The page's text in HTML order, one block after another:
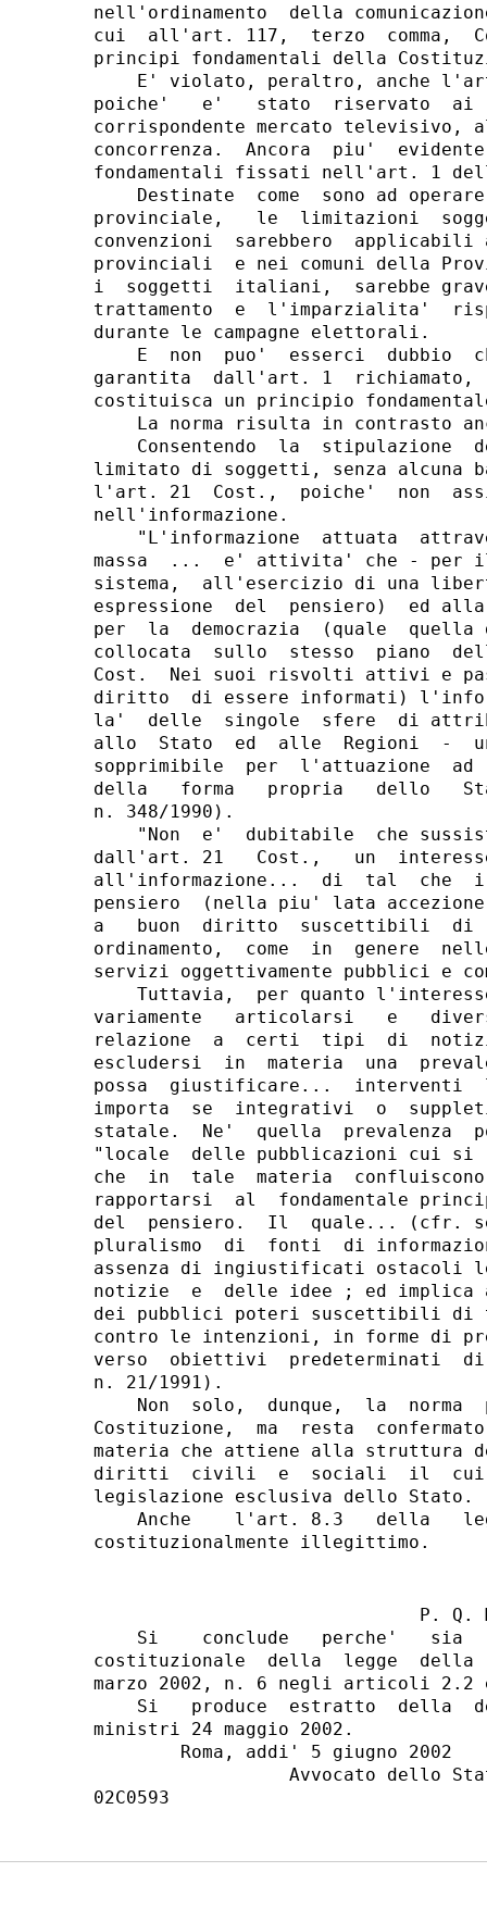
P. Q.
Si    conclude   perche'   sia
costituzionale  della  legge  della
marzo 2002, n. 6 negli articoli 2.2
Si   produce  estratto  della
ministri 24 maggio 2002.
        Roma, addi' 5 giugno 2002
Avvocato dello